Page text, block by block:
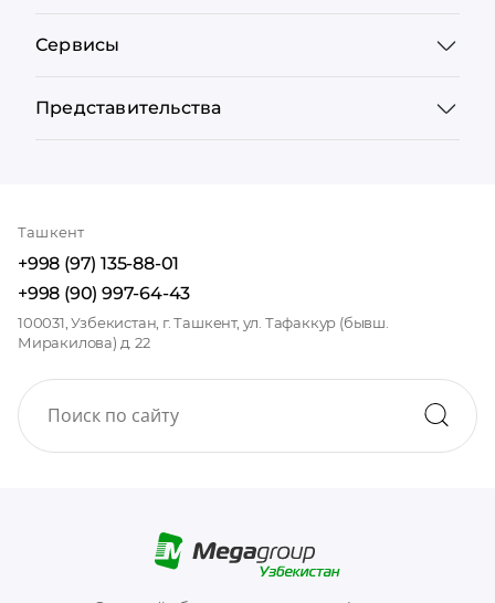
Сервисы
Представительства
Ташкент
+998 (97) 135-88-01
+998 (90) 997-64-43
100031, Узбекистан, г. Ташкент, ул. Тафаккур (бывш.
Миракилова) д. 22